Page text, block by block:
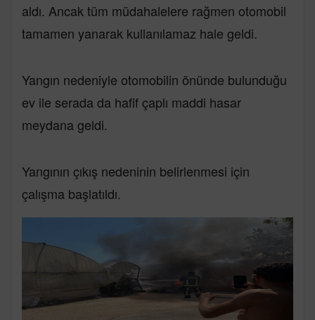
aldı. Ancak tüm müdahalelere rağmen otomobil
tamamen yanarak kullanılamaz hale geldi.
Yangın nedeniyle otomobilin önünde bulunduğu
ev ile serada da hafif çaplı maddi hasar
meydana geldi.
Yangının çıkış nedeninin belirlenmesi için
çalışma başlatıldı.